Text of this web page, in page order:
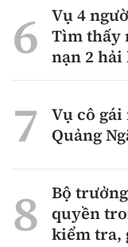
Vụ 4
Tìm thấy
nạn 2
Vụ cô
Quảng
Bộ
quyền
kiểm tra,